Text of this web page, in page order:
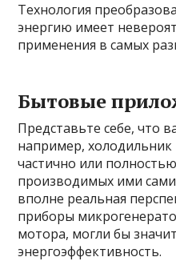
Технология
энергию имеет
применения в самых
Бытовые
Представьте себе, что
например,
частично или
производимых ими
вполне реальная
приборы
мотора, могли бы
энергоэффективность.